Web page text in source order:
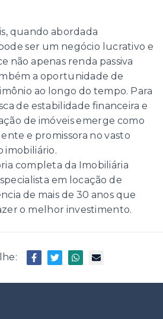
quando abordada
ser um negócio lucrativo e
não apenas renda passiva
a oportunidade de
ao longo do tempo. Para
de estabilidade financeira e
de imóveis emerge como
e promissora no vasto
imobiliário.
completa da Imobiliária
em locação de
de mais de 30 anos que
o melhor investimento.